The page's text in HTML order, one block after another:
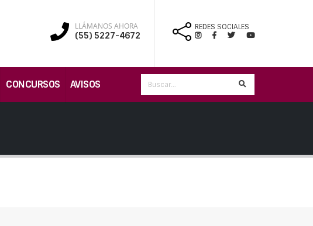
LLÁMANOS AHORA
(55) 5227-4672
REDES SOCIALES
CONCURSOS AVISOS